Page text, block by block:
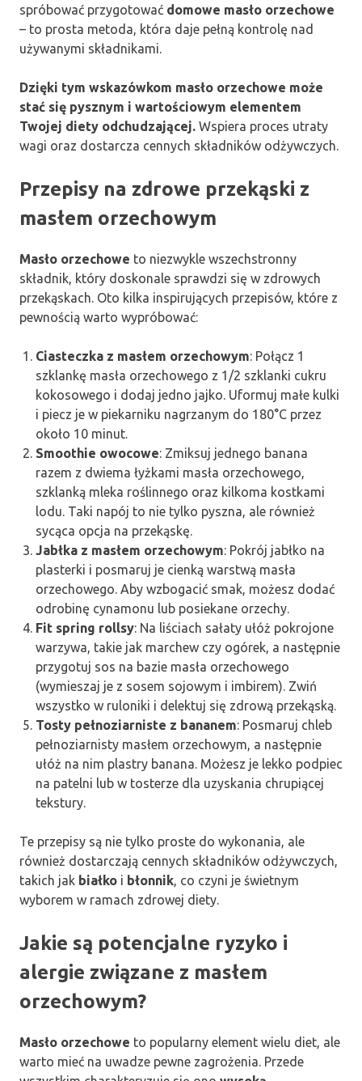
spróbować przygotować domowe masło orzechowe
– to prosta metoda, która daje pełną kontrolę nad
używanymi składnikami.
Dzięki tym wskazówkom masło orzechowe może
stać się pysznym i wartościowym elementem
Twojej diety odchudzającej. Wspiera proces utraty
wagi oraz dostarcza cennych składników odżywczych.
Przepisy na zdrowe przekąski z
masłem orzechowym
Masło orzechowe to niezwykle wszechstronny
składnik, który doskonale sprawdzi się w zdrowych
przekąskach. Oto kilka inspirujących przepisów, które z
pewnością warto wypróbować:
Ciasteczka z masłem orzechowym: Połącz 1
szklankę masła orzechowego z 1/2 szklanki cukru
kokosowego i dodaj jedno jajko. Uformuj małe kulki
i piecz je w piekarniku nagrzanym do 180°C przez
około 10 minut.
Smoothie owocowe: Zmiksuj jednego banana
razem z dwiema łyżkami masła orzechowego,
szklanką mleka roślinnego oraz kilkoma kostkami
lodu. Taki napój to nie tylko pyszna, ale również
sycąca opcja na przekąskę.
Jabłka z masłem orzechowym: Pokrój jabłko na
plasterki i posmaruj je cienką warstwą masła
orzechowego. Aby wzbogacić smak, możesz dodać
odrobinę cynamonu lub posiekane orzechy.
Fit spring rollsy: Na liściach sałaty ułóż pokrojone
warzywa, takie jak marchew czy ogórek, a następnie
przygotuj sos na bazie masła orzechowego
(wymieszaj je z sosem sojowym i imbirem). Zwiń
wszystko w ruloniki i delektuj się zdrową przekąską.
Tosty pełnoziarniste z bananem: Posmaruj chleb
pełnoziarnisty masłem orzechowym, a następnie
ułóż na nim plastry banana. Możesz je lekko podpiec
na patelni lub w tosterze dla uzyskania chrupiącej
tekstury.
Te przepisy są nie tylko proste do wykonania, ale
również dostarczają cennych składników odżywczych,
takich jak białko i błonnik, co czyni je świetnym
wyborem w ramach zdrowej diety.
Jakie są potencjalne ryzyko i
alergie związane z masłem
orzechowym?
Masło orzechowe to popularny element wielu diet, ale
warto mieć na uwadze pewne zagrożenia. Przede